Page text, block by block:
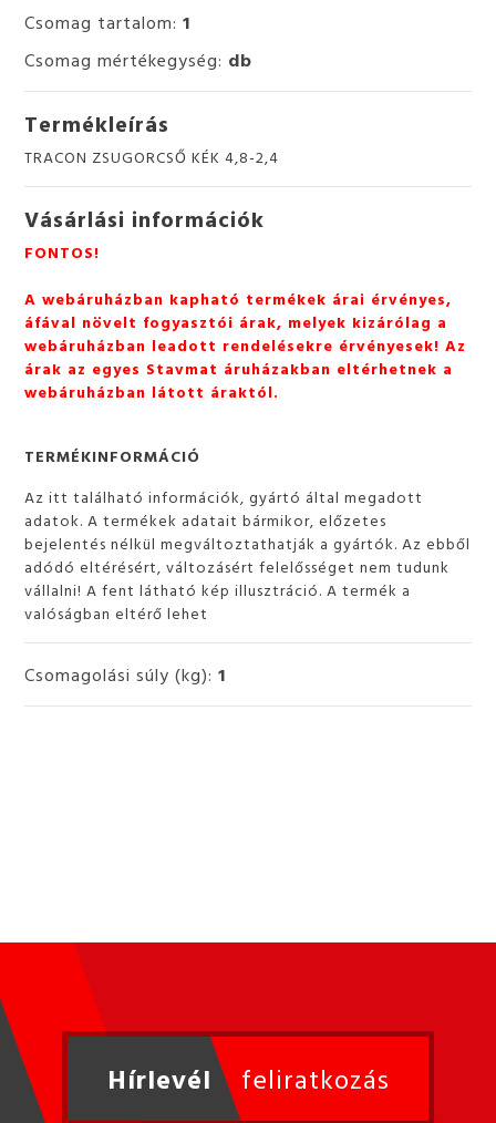
Csomag tartalom:1
Csomag mértékegység: db
Termékleírás
TRACON ZSUGORCSŐ KÉK 4,8-2,4
Vásárlási információk
FONTOS!
A webáruházban kapható termékek árai érvényes,
áfával növelt fogyasztói árak, melyek kizárólag a
webáruházban leadott rendelésekre érvényesek! Az
árak az egyes Stavmat áruházakban eltérhetnek a
webáruházban látott áraktól.
TERMÉKINFORMÁCIÓ
Az itt található információk, gyártó által megadott
adatok. A termékek adatait bármikor, előzetes
bejelentés nélkül megváltoztathatják a gyártók. Az ebből
adódó eltérésért, változásért felelősséget nem tudunk
vállalni! A fent látható kép illusztráció. A termék a
valóságban eltérő lehet
Csomagolási súly (kg):1
Hírlevél feliratkozás